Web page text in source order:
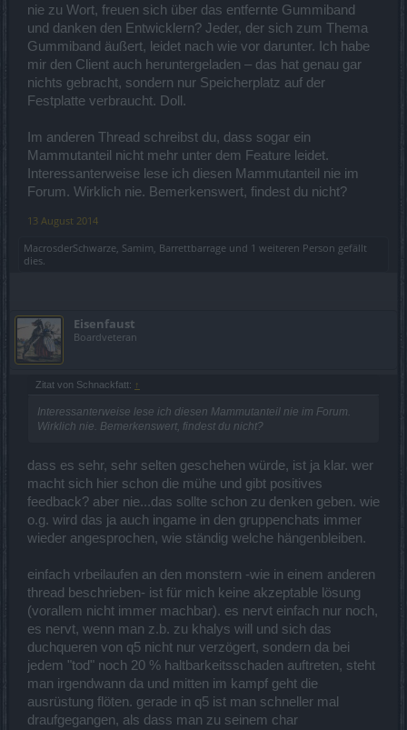
nie zu Wort, freuen sich über das entfernte Gummiband
und danken den Entwicklern? Jeder, der sich zum Thema
Gummiband äußert, leidet nach wie vor darunter. Ich habe
mir den Client auch heruntergeladen – das hat genau gar
nichts gebracht, sondern nur Speicherplatz auf der
Festplatte verbraucht. Doll.
Im anderen Thread schreibst du, dass sogar ein
Mammutanteil nicht mehr unter dem Feature leidet.
Interessanterweise lese ich diesen Mammutanteil nie im
Forum. Wirklich nie. Bemerkenswert, findest du nicht?
13 August 2014
MacrosderSchwarze Samim Barrettbarrage und 1 weiteren Person gefällt
dies.
Eisenfaust
Boardveteran
Zitat von Schnackfatt: ↑
Interessanterweise lese ich diesen Mammutanteil nie im Forum.
Wirklich nie. Bemerkenswert, findest du nicht?
dass es sehr, sehr selten geschehen würde, ist ja klar. wer
macht sich hier schon die mühe und gibt positives
feedback? aber nie...das sollte schon zu denken geben. wie
o.g. wird das ja auch ingame in den gruppenchats immer
wieder angesprochen, wie ständig welche hängenbleiben.
einfach vrbeilaufen an den monstern -wie in einem anderen
thread beschrieben- ist für mich keine akzeptable lösung
(vorallem nicht immer machbar). es nervt einfach nur noch,
es nervt, wenn man z.b. zu khalys will und sich das
duchqueren von q5 nicht nur verzögert, sondern da bei
jedem "tod" noch 20 % haltbarkeitsschaden auftreten, steht
man irgendwann da und mitten im kampf geht die
ausrüstung flöten. gerade in q5 ist man schneller mal
draufgegangen, als dass man zu seinem char